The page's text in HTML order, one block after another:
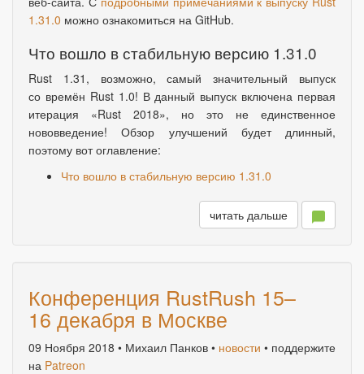
1.31.0 можно ознакомиться на GitHub.
Что вошло в стабильную версию 1.31.0
Rust 1.31 , возможно,
самый значительный выпуск
со времён Rust 1.0! В данный выпуск включена первая
итерация
«Rust 2018», но это не единственное
нововведение! Обзор улучшений будет длинный,
поэтому вот оглавление:
Что вошло в стабильную версию 1.31.0
читать дальше
Конференция RustRush 15–
16 декабря в Москве
09 Ноября 2018 • Михаил Панков • новости • поддержите
на Patreon